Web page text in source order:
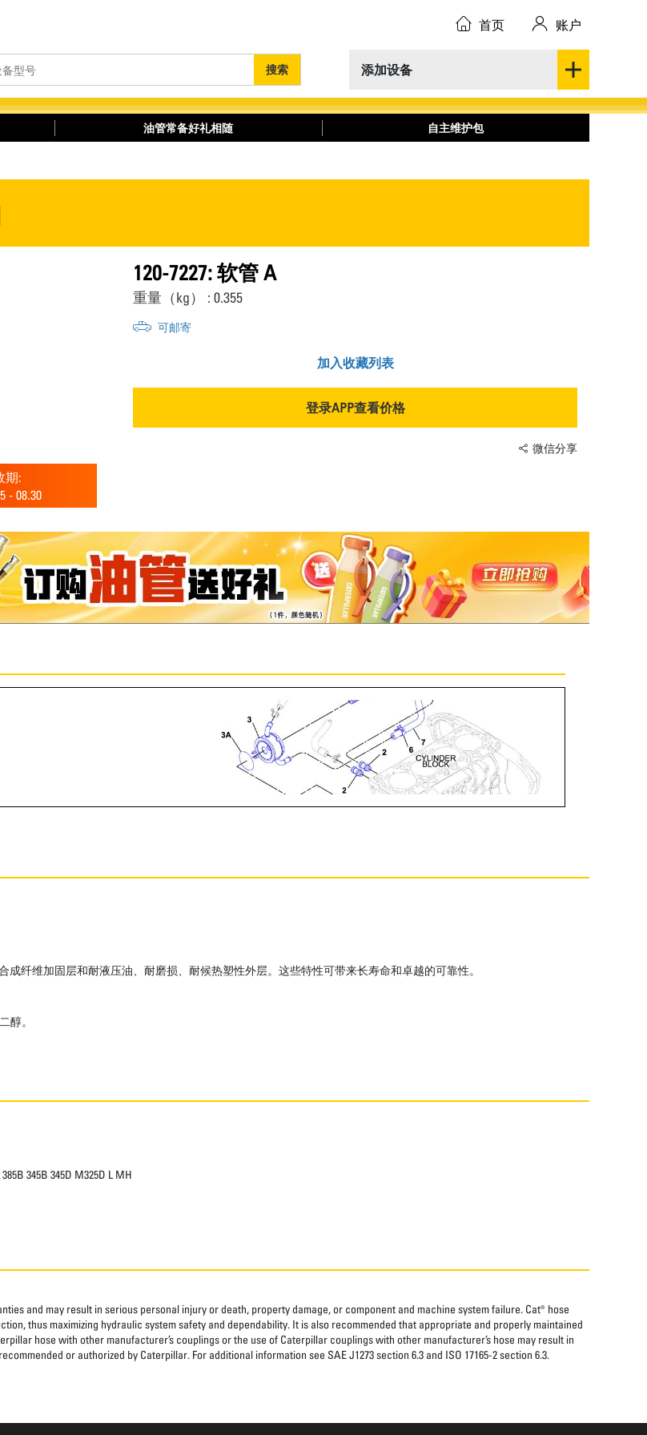
添加设备
搜索
首页 账户
油管常备好礼相随 自主维护包
期:
- 08.30
120-7227: 软管 A
重量（kg） : 0.355
可邮寄
加入收藏列表
登录APP查看价格
微信分享
纤维加固层和耐液压油、耐磨损、耐候热塑性外层。这些特性可带来长寿命和卓越的可靠性。
醇。
385B 345B 345D M325D L MH
and may result in serious personal injury or death, property damage, or component and machine system failure. Cat® hose
thus maximizing hydraulic system safety and dependability. It is also recommended that appropriate and properly maintained
hose with other manufacturer’s couplings or the use of Caterpillar couplings with other manufacturer’s hose may result in
or authorized by Caterpillar. For additional information see SAE J1273 section 6.3 and ISO 17165-2 section 6.3.